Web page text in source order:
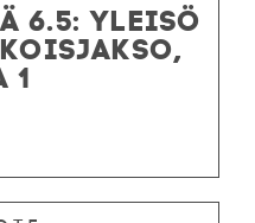
6.5: YLEISÖ
1